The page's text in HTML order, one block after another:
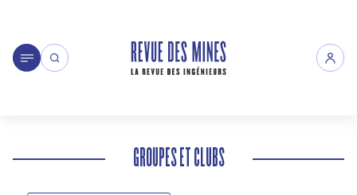
GROUPES ET CLUBS